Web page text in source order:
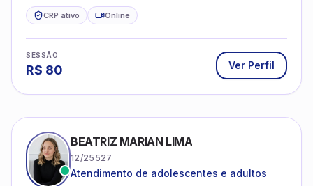
CRP ativo Online
R$80 Ver Perfil
Atendimento de adolescentes e adultos